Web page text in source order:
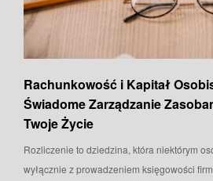
Rachunkowość i Kapitał
Świadome Zarządzanie
Twoje Życie
Rozliczenie to dziedzina, która niektórym
wyłącznie z prowadzeniem księgowości